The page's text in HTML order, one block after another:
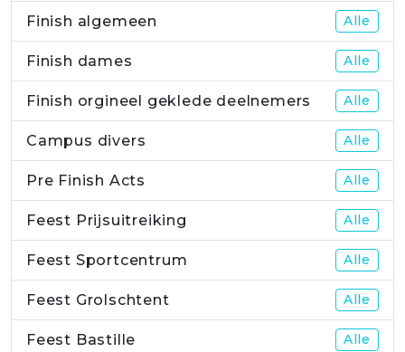
Finish algemeen Alle
Finish dames Alle
Finish orgineel geklede deelnemers Alle
Campus divers Alle
Pre Finish Acts Alle
Feest Prijsuitreiking Alle
Feest Sportcentrum Alle
Feest Grolschtent Alle
Feest Bastille Alle